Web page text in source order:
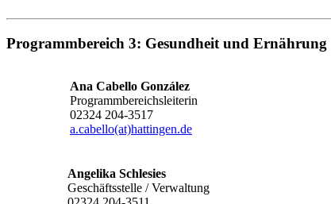
Programmbereich 3: Gesundheit und Ernährung
Ana Cabello González
Programmbereichsleiterin
02324 204-3517
a.cabello(at)hattingen.de
Angelika Schlesies
Geschäftsstelle / Verwaltung